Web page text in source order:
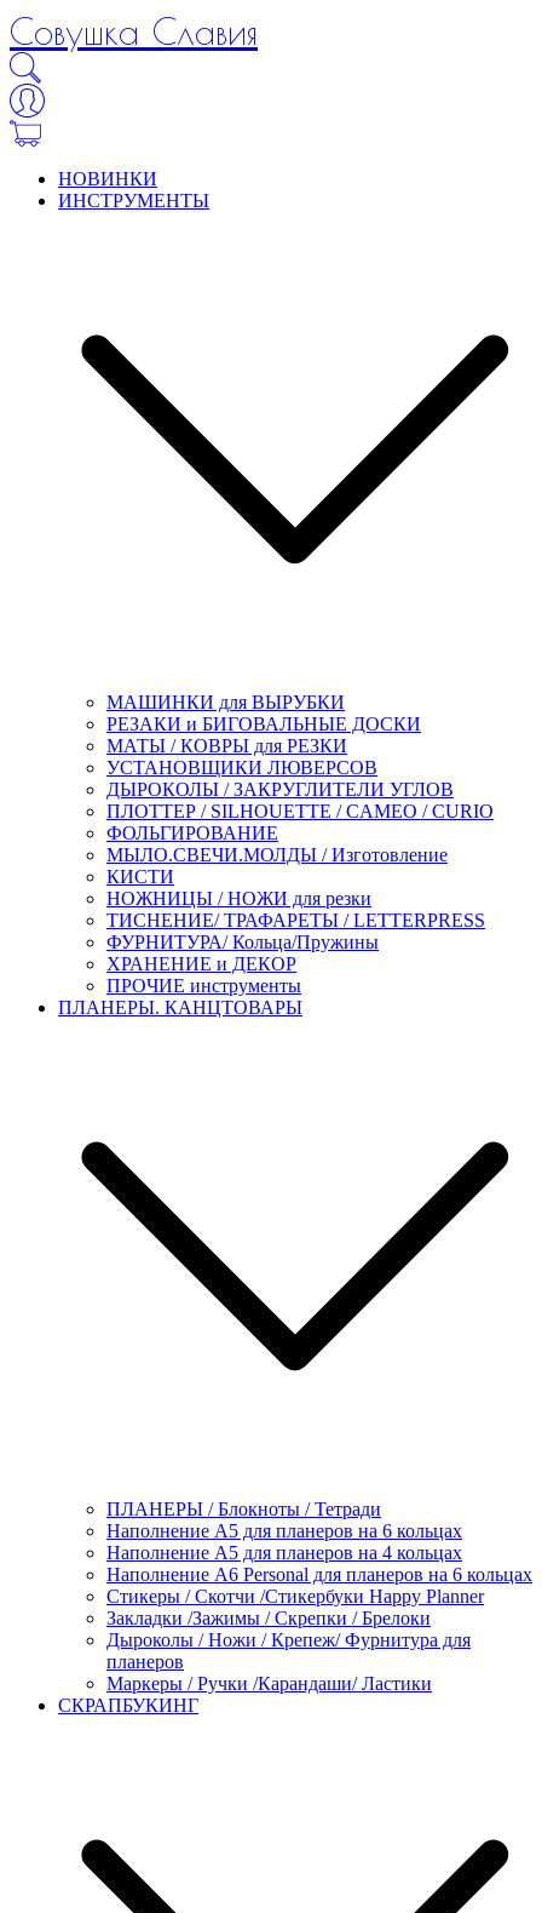
Совушка Славия
НОВИНКИ
ИНСТРУМЕНТЫ
МАШИНКИ для ВЫРУБКИ
РЕЗАКИ и БИГОВАЛЬНЫЕ ДОСКИ
МАТЫ / КОВРЫ для РЕЗКИ
УСТАНОВЩИКИ ЛЮВЕРСОВ
ДЫРОКОЛЫ / ЗАКРУГЛИТЕЛИ УГЛОВ
ПЛОТТЕР / SILHOUETTE / CAMEO / CURIO
ФОЛЬГИРОВАНИЕ
МЫЛО.СВЕЧИ.МОЛДЫ / Изготовление
КИСТИ
НОЖНИЦЫ / НОЖИ для резки
ТИСНЕНИЕ/ ТРАФАРЕТЫ / LETTERPRESS
ФУРНИТУРА/ Кольца/Пружины
ХРАНЕНИЕ и ДЕКОР
ПРОЧИЕ инструменты
ПЛАНЕРЫ. КАНЦТОВАРЫ
ПЛАНЕРЫ / Блокноты / Тетради
Наполнение А5 для планеров на 6 кольцах
Наполнение А5 для планеров на 4 кольцах
Наполнение А6 Personal для планеров на 6 кольцах
Стикеры / Скотчи /Стикербуки Happy Planner
Закладки /Зажимы / Скрепки / Брелоки
Дыроколы / Ножи / Крепеж/ Фурнитура для
планеров
Маркеры / Ручки /Карандаши/ Ластики
СКРАПБУКИНГ